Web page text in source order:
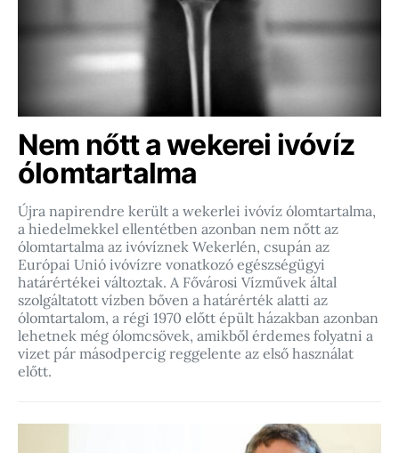
Nem nőtt a wekerei ivóvíz
ólomtartalma
Újra napirendre került a wekerlei ivóvíz ólomtartalma,
a hiedelmekkel ellentétben azonban nem nőtt az
ólomtartalma az ivóvíznek Wekerlén, csupán az
Európai Unió ivóvízre vonatkozó egészségügyi
határértékei változtak. A Fővárosi Vízművek által
szolgáltatott vízben bőven a határérték alatti az
ólomtartalom, a régi 1970 előtt épült házakban azonban
lehetnek még ólomcsövek, amikből érdemes folyatni a
vizet pár másodpercig reggelente az első használat
előtt.